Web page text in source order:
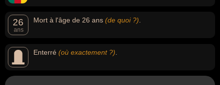
26
ans
Mort à l'âge de 26 ans (de quoi ?)
Enterré (où exactement ?)